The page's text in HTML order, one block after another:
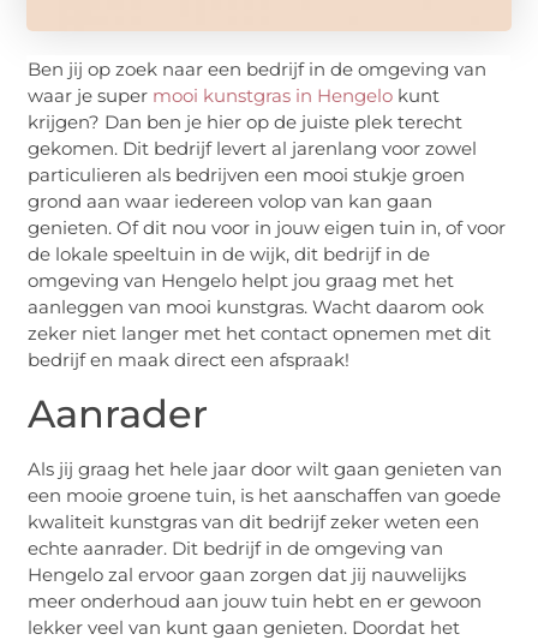
Ben jij op zoek naar een bedrijf in de omgeving van
waar je super mooi kunstgras in Hengelo kunt
krijgen? Dan ben je hier op de juiste plek terecht
gekomen. Dit bedrijf levert al jarenlang voor zowel
particulieren als bedrijven een mooi stukje groen
grond aan waar iedereen volop van kan gaan
genieten. Of dit nou voor in jouw eigen tuin in, of voor
de lokale speeltuin in de wijk, dit bedrijf in de
omgeving van Hengelo helpt jou graag met het
aanleggen van mooi kunstgras. Wacht daarom ook
zeker niet langer met het contact opnemen met dit
bedrijf en maak direct een afspraak!
Aanrader
Als jij graag het hele jaar door wilt gaan genieten van
een mooie groene tuin, is het aanschaffen van goede
kwaliteit kunstgras van dit bedrijf zeker weten een
echte aanrader. Dit bedrijf in de omgeving van
Hengelo zal ervoor gaan zorgen dat jij nauwelijks
meer onderhoud aan jouw tuin hebt en er gewoon
lekker veel van kunt gaan genieten. Doordat het